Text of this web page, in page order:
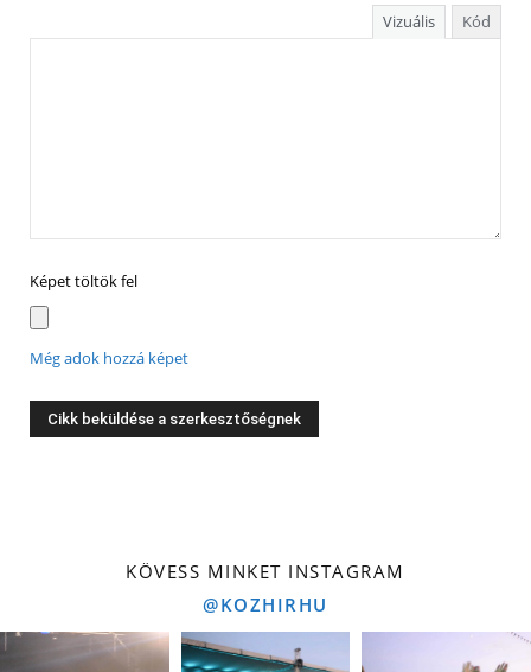
Vizuális Kód
Képet töltök fel
Még adok hozzá képet
KÖVESS MINKET INSTAGRAM
@KOZHIRHU